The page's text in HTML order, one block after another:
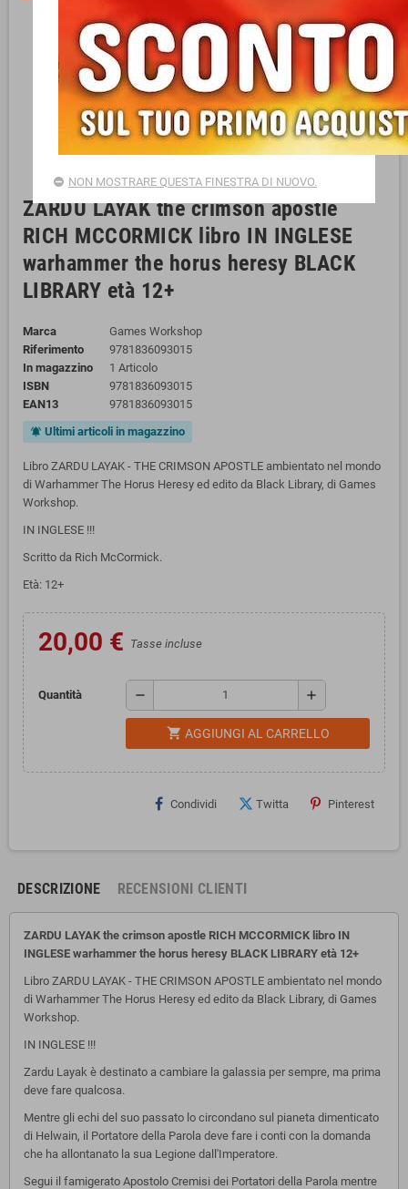
ZARDU LAYAK the crimson apostle
RICH MCCORMICK libro IN INGLESE
warhammer the horus heresy BLACK
LIBRARY età 12+
Marca
Games Workshop
Riferimento
9781836093015
In magazzino
1 Articolo
ISBN
9781836093015
EAN13
9781836093015
notifications_active Ultimi articoli in magazzino
Libro ZARDU LAYAK - THE CRIMSON APOSTLE ambientato nel mondo
di Warhammer The Horus Heresy ed edito da Black Library, di Games
Workshop.
IN INGLESE !!!
Scritto da Rich McCormick.
Età: 12+
20,00 € Tasse incluse
Quantità remove add
shopping_cart AGGIUNGI AL CARRELLO
Condividi Twitta Pinterest
DESCRIZIONE RECENSIONI CLIENTI
ZARDU LAYAK the crimson apostle RICH MCCORMICK libro IN
INGLESE warhammer the horus heresy BLACK LIBRARY età 12+
Libro ZARDU LAYAK - THE CRIMSON APOSTLE ambientato nel mondo
di Warhammer The Horus Heresy ed edito da Black Library, di Games
Workshop.
IN INGLESE !!!
Zardu Layak è destinato a cambiare la galassia per sempre, ma prima
deve fare qualcosa.
Mentre gli echi del suo passato lo circondano sul pianeta dimenticato
di Helwain, il Portatore della Parola deve fare i conti con la domanda
che ha allontanato la sua Legione dall'Imperatore.
Segui il famigerato Apostolo Cremisi dei Portatori della Parola mentre
NON MOSTRARE QUESTA FINESTRA DI NUOVO.